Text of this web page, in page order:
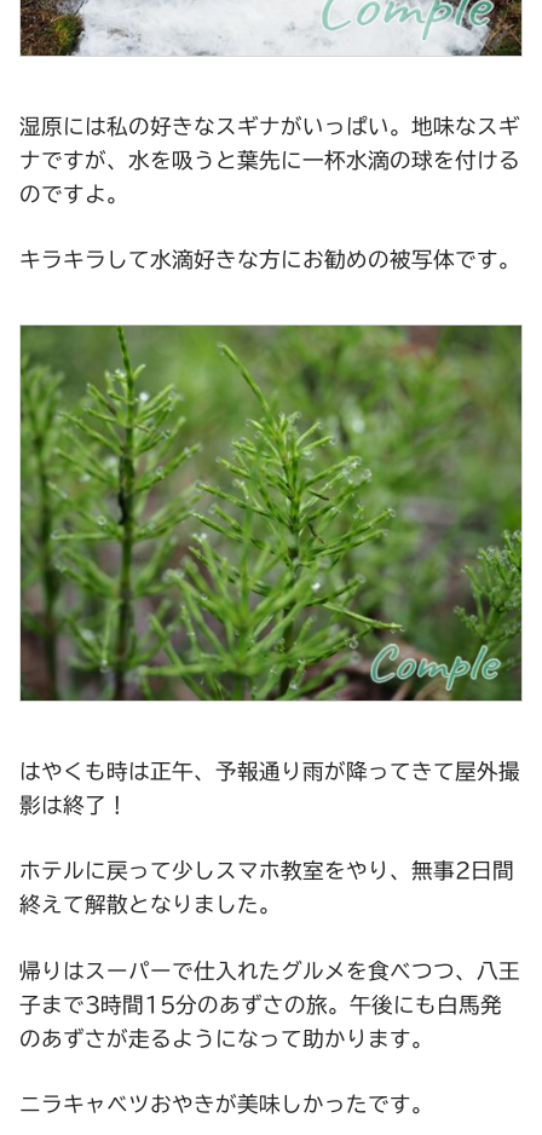
湿原には私の好きなスギナがいっぱい。地味なスギ
ナですが、水を吸うと葉先に一杯水滴の球を付ける
のですよ。
キラキラして水滴好きな方にお勧めの被写体です。
はやくも時は正午、予報通り雨が降ってきて屋外撮
影は終了！
ホテルに戻って少しスマホ教室をやり、無事2日間
終えて解散となりました。
帰りはスーパーで仕入れたグルメを食べつつ、八王
子まで3時間15分のあずさの旅。午後にも白馬発
のあずさが走るようになって助かります。
ニラキャベツおやきが美味しかったです。